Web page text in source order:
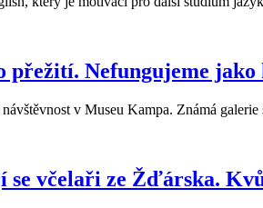
přežití. Nefungujeme
v Museu Kampa. Známá
se včelaři ze Žďárska.